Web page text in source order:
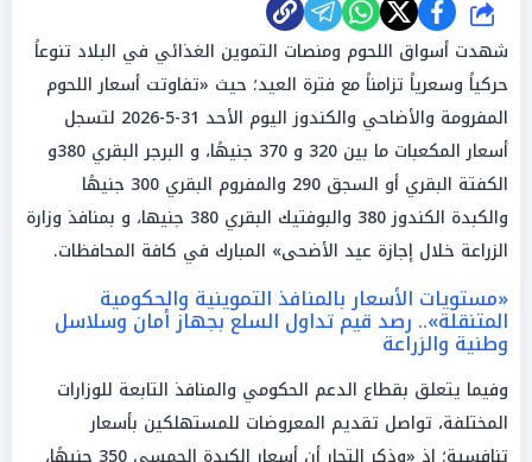
شارك
شهدت أسواق اللحوم ومنصات التموين الغذائي في البلاد تنوعاً
حركياً وسعرياً تزامناً مع فترة العيد؛ حيث «تفاوتت أسعار اللحوم
المفرومة والأضاحي والكندوز اليوم الأحد 31-5-2026 لتسجل
أسعار المكعبات ما بين 320 و 370 جنيهًا، و البرجر البقري 380و
الكفتة البقري أو السجق 290 والمفروم البقري 300 جنيهًا
والكبدة الكندوز 380 والبوفتيك البقري 380 جنيها، و بمنافذ وزارة
الزراعة خلال إجازة عيد الأضحى» المبارك في كافة المحافظات.
«مستويات الأسعار بالمنافذ التموينية والحكومية
المتنقلة».. رصد قيم تداول السلع بجهاز أمان وسلاسل
وطنية والزراعة
وفيما يتعلق بقطاع الدعم الحكومي والمنافذ التابعة للوزارات
المختلفة، تواصل تقديم المعروضات للمستهلكين بأسعار